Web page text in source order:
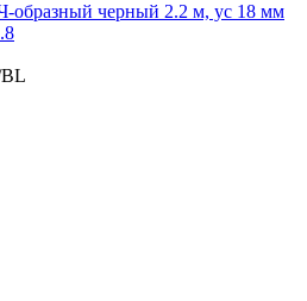
черный 2.2 м, ус 18 мм